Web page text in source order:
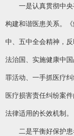
一是认真贯彻中央
构建和谐医患关系。
中、五中全会精神，
法治国、实施健康中
罪活动、一手抓医疗
医疗损害责任纠纷案
法律适用的长效机制。
二是平衡好保护患